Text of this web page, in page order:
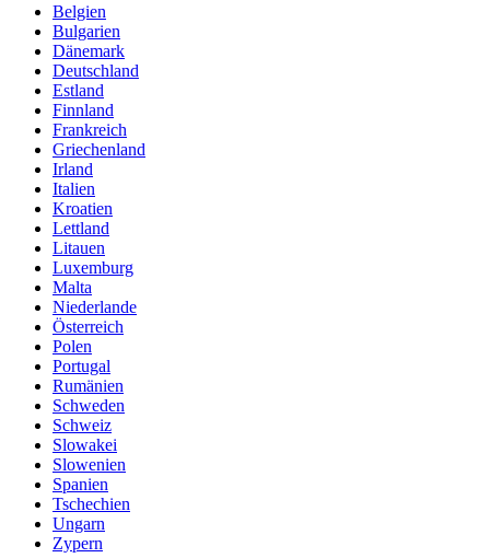
Belgien
Bulgarien
Dänemark
Deutschland
Estland
Finnland
Frankreich
Griechenland
Irland
Italien
Kroatien
Lettland
Litauen
Luxemburg
Malta
Niederlande
Österreich
Polen
Portugal
Rumänien
Schweden
Schweiz
Slowakei
Slowenien
Spanien
Tschechien
Ungarn
Zypern